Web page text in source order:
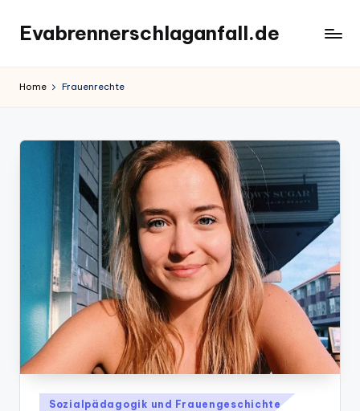
content
Evabrennerschlaganfall.de
Home Frauenrechte
Posted
Sozialpädagogik und Frauengeschichte